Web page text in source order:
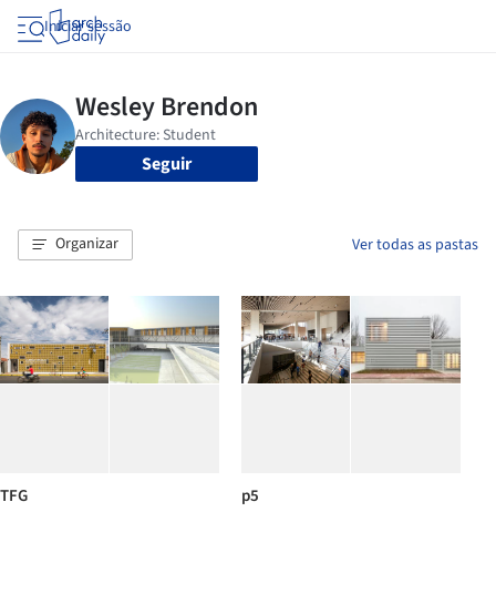
Iniciar sessão
Seguir
Organizar Ver todas as pastas
TFG p5